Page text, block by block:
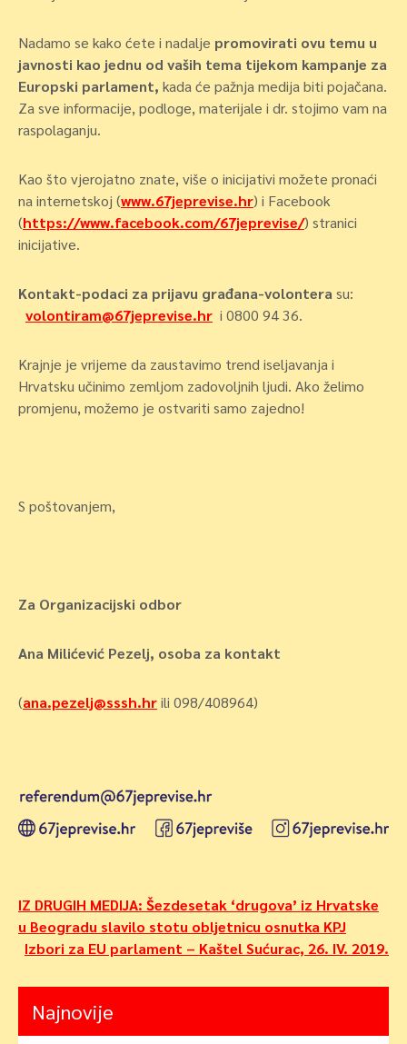
Nadamo se kako ćete i nadalje promovirati ovu temu u
javnosti kao jednu od vaših tema tijekom kampanje za
Europski parlament, kada će pažnja medija biti pojačana.
Za sve informacije, podloge, materijale i dr. stojimo vam na
raspolaganju.
Kao što vjerojatno znate, više o inicijativi možete pronaći
na internetskoj (www.67jeprevise.hr) i Facebook
(https://www.facebook.com/67jeprevise/) stranici
inicijative.
Kontakt-podaci za prijavu građana-volontera su:
volontiram@67jeprevise.hr i 0800 94 36.
Krajnje je vrijeme da zaustavimo trend iseljavanja i
Hrvatsku učinimo zemljom zadovoljnih ljudi. Ako želimo
promjenu, možemo je ostvariti samo zajedno!
S poštovanjem,
Za Organizacijski odbor
Ana Milićević Pezelj, osoba za kontakt
(ana.pezelj@sssh.hrili 098/408964)
Navigacija
objava
IZ DRUGIH MEDIJA: Šezdesetak ‘drugova’ iz Hrvatske
u Beogradu slavilo stotu obljetnicu osnutka KPJ
Izbori za EU parlament – Kaštel Sućurac, 26. IV. 2019.
Najnovije